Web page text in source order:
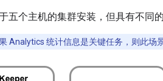
五个主机的集群安装，但具有不同
果 Analytics 统计信息是关键任务，则此场